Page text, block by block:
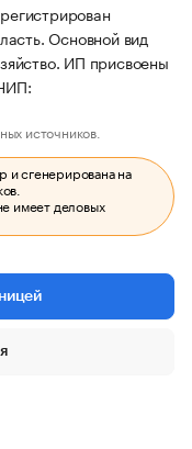
Основной вид
ИП присвоены
источников.
и сгенерирована на
имеет деловых